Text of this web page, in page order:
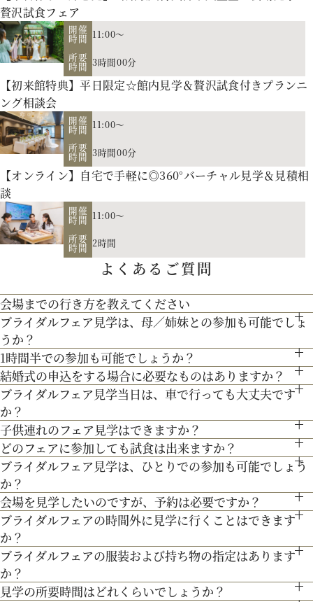
会場の説明、ご案内はもちろん、お二人の理想や希望、予算
をプロに相談しませんか。空き日程のご案内もさせていただき
ます。
【北海道フレンチ】北海道の契約生産者さん直送の食材を使
用。アーティストのライブやイベントでもケータリング実績を
持つ貴田岡シェフの試食をお楽しみください！
お二人のご招待人数や演出のご希望に合せた披露宴会場をご見
学！
リニューアルした宮の森フランセスをご紹介。
歴史を受け継ぐ本物の教会】200年の歴史を持つ礼拝堂を南フ
ランスから移築。祭壇やパイプオルガン、ステンドグラスなど
も当時のまま。挙式当日の雰囲気をぜひ、体感してみて♪
３Dプロジェクションマッピングを始め、先輩カップル絶賛の
最先端のウェディング演出の数々をご紹介。ゲストと楽しむ演
出、お姫様のように注目される演出、あなたの理想にあったも
のをご提案します。
専属衣装室『マリアクリスティ』をご案内。夢のような結婚式
を彩るドレスを間近でご覧いただける特別な機会です。是非運
命の1着を見つけてみてください＊
贅沢試食フェア
開催
時間 11:00～
所要
時間 3時間00分
【初来館特典】平日限定☆館内見学＆贅沢試食付きプランニ
ング相談会
開催
時間 11:00～
所要
時間 3時間00分
【オンライン】自宅で手軽に◎360°バーチャル見学＆見積相
談
開催
時間 11:00～
所要
時間 2時間
よくあるご質問
会場までの行き方を教えてください
●お車でお越しの方へ JR札幌駅から約15分 地下鉄西28丁
目から約3分
●交通機関をご利用の方へ 地下鉄東西線「西28丁目」駅下
車 2番出口より徒歩約15分となっております。
ブライダルフェア見学は、母／姉妹との参加も可能でしょ
うか？
もちろん可能です。親御様やご家族との参加も歓迎しておりま
す。
1時間半での参加も可能でしょうか？
通常、会場見学と試食で3時間程となります。時間内で必要な
ご案内にてご対応させて頂きます。
結婚式の申込をする場合に必要なものはありますか？
お内金と印鑑をお持ちいただいております。都度、プランナー
よりご案内させて頂きますのでご安心ください。
ブライダルフェア見学当日は、車で行っても大丈夫です
か？
お車でお越しいただいても大丈夫です。その際は、会場併設の
無料駐車場をご利用下さい。
子供連れのフェア見学はできますか？
もちろん可能です。授乳室等もご用意しておりますのでご安心
ください。
また、お子様連れでのご来館が不安な場合は、オンライン相談
フェアもご検討下さい。
どのフェアに参加しても試食は出来ますか？
「試食」マークのついているフェアにて、シェフ厳選料理の無
料試食を行っております。
ブライダルフェア見学は、ひとりでの参加も可能でしょう
か？
もちろん可能です。おひとり様でのご見学も歓迎しておりま
す。
会場を見学したいのですが、予約は必要ですか？
予約制ではございませんが、予約の方優先でご案内をしており
ます。
事前にご予約頂けますとご希望の日時に見学確実かと存じます
ので、ブライダルフェアページより予約、またはお電話にてお
ブライダルフェアの時間外に見学に行くことはできます
か？
ブライダルフェア開催時間帯での参加が難しい場合は、お電話
にてお気軽にご相談下さい。
ブライダルフェアの服装および持ち物の指定はあります
か？
特に指定はございません。服装は普段着でお気軽にお越しく
見学の所要時間はどれくらいでしょうか？